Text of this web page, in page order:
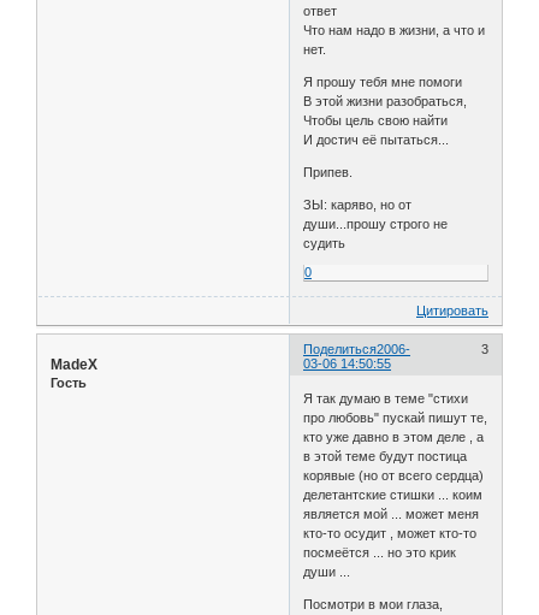
ответ
Что нам надо в жизни, а что и
нет.
Я прошу тебя мне помоги
В этой жизни разобраться,
Чтобы цель свою найти
И достич её пытаться...
Припев.
ЗЫ: каряво, но от
души...прошу строго не
судить
0
Цитировать
Поделиться 3
2006-
03-06 14:50:55
MadeX
Гость
Я так думаю в теме "стихи
про любовь" пускай пишут те,
кто уже давно в этом деле , а
в этой теме будут постица
корявые (но от всего сердца)
делетантские стишки ... коим
является мой ... может меня
кто-то осудит , может кто-то
посмеётся ... но это крик
души ...
Посмотри в мои глаза,